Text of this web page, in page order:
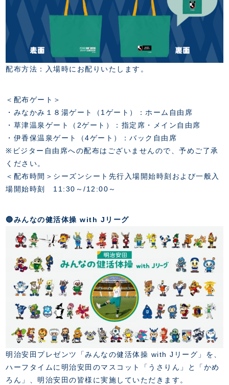
配布方法：入場時にお配りいたします。
＜配布ゲート＞
・みなかみ１８湯ゲート（1ゲート）：ホーム自由席
・草津温泉ゲート（2ゲート）：指定席・メイン自由席
・伊香保温泉ゲート（4ゲート）：バック自由席
※ビジター自由席への配布はございませんので、予めご了承
ください。
＜配布時間＞シーズンシート先行入場開始時刻および一般入
場開始時刻 11:30～/12:00～
🔵みんなの健活体操 with Jリーグ
明治安田プレゼンツ「みんなの健活体操 with Jリーグ」を、
ハーフタイムに明治安田のマスコット「うさりん」と「かめ
ろん」、明治安田の皆様に実施していただきます。